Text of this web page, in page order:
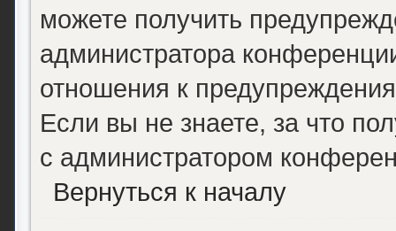
можете получить
администратора
отношения к
Если вы не знаете, за что
с администратором
Вернуться к началу